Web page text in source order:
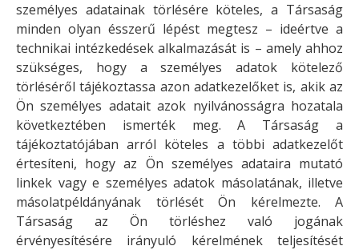
személyes adatainak törlésére köteles, a Társaság
minden olyan ésszerű lépést megtesz – ideértve a
technikai intézkedések alkalmazását is – amely ahhoz
szükséges, hogy a személyes adatok kötelező
törléséről tájékoztassa azon adatkezelőket is, akik az
Ön személyes adatait azok nyilvánosságra hozatala
következtében ismerték meg. A Társaság a
tájékoztatójában arról köteles a többi adatkezelőt
értesíteni, hogy az Ön személyes adataira mutató
linkek vagy e személyes adatok másolatának, illetve
másolatpéldányának törlését Ön kérelmezte. A
Társaság az Ön törléshez való jogának
érvényesítésére irányuló kérelmének teljesítését